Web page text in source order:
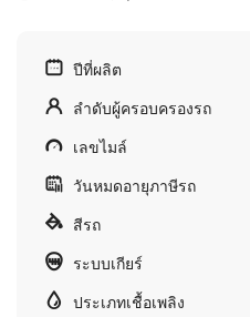
ปีที่ผลิต
ลำดับผู้ครอบครองรถ
เลขไมล์
วันหมดอายุภาษีรถ
สีรถ
ระบบเกียร์
ประเภทเชื้อเพลิง